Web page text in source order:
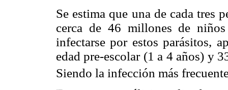
Se estima que una de cada tres
cerca de 46 millones de
infectarse por estos parásitos,
edad pre-escolar (1 a 4 años) y
Siendo la infección más